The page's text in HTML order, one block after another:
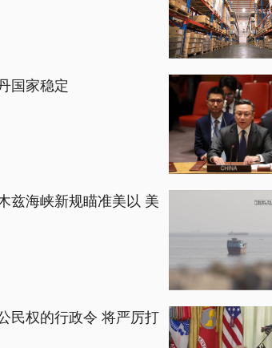
国家稳定
兹海峡新规瞄准美以 美
民权的行政令 将严厉打